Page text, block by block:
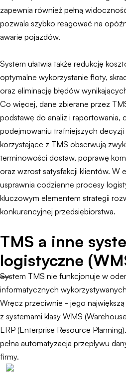
zapewnia również pełną
pozwala szybko reagować na
awarie pojazdów.
System ułatwia także redukcję
optymalne wykorzystanie floty,
oraz eliminację błędów
Co więcej, dane zbierane przez
podstawę do analiz i raportowania,
podejmowaniu trafniejszych
korzystające z TMS obserwują
terminowości dostaw, poprawę
oraz wzrost satysfakcji klientów. W
usprawnia codzienne procesy
kluczowym elementem strategii
konkurencyjnej przedsiębiorstwa.
TMS a inne
logistyczne
System TMS nie funkcjonuje w
informatycznych
Wręcz przeciwnie - jego największą
z systemami klasy WMS
ERP (Enterprise Resource
pełna automatyzacja przepływu
firmy.